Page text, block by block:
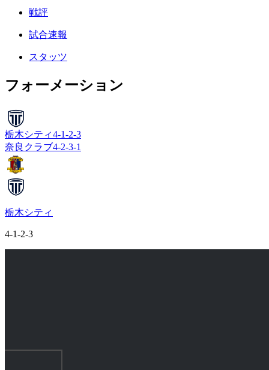
戦評
試合速報
スタッツ
フォーメーション
栃木シティ4-1-2-3
奈良クラブ4-2-3-1
栃木シティ
4-1-2-3